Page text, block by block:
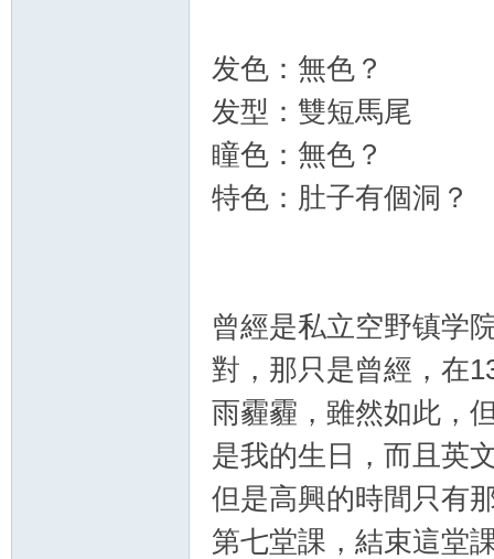
发色：無色？
发型：雙短馬尾
瞳色：無色？
特色：肚子有個洞？
曾經是私立空野镇学
對，那只是曾經，在
雨霾霾，雖然如此，
是我的生日，而且英
但是高興的時間只有
第七堂課，結束這堂